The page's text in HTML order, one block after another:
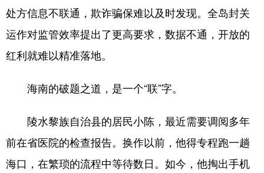
处方信息不联通，欺诈骗保难以及时发现。全岛封关
运作对监管效率提出了更高要求，数据不通，开放的
红利就难以精准落地。
海南的破题之道，是一个“联”字。
陵水黎族自治县的居民小陈，最近需要调阅多年
前在省医院的检查报告。换作以前，他得专程跑一趟
海口，在繁琐的流程中等待数日。如今，他掏出手机